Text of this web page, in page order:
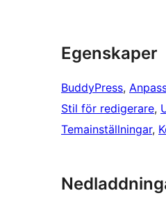
Egenskaper
BuddyPress,
Stil för redigerare,
Temainställningar,